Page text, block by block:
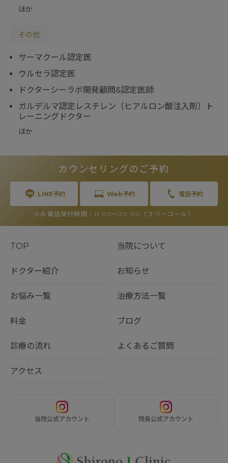
ほか
その他
サーマクール認定医
ウルセラ認定医
ドクターシーラボ開発顧問&認定医師
ガルデルマ認定レスチレン（ヒアルロン酸注入剤）ト
レーニングドクター
ほか
カウンセリングのご予約
RESERVE
LINE予約 Web予約 電話予約
※お電話受付時間：11:00〜20:00（フリーコール）
TOP 当院について
ドクター紹介 お知らせ
お悩み一覧 治療方法一覧
料金 ブログ
診療の流れ よくあるご質問
アクセス
当院公式アカウント 院長公式アカウント